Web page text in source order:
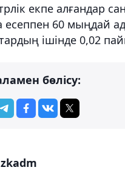
екпе алғандар
есеппен 60 мыңдай
ішінде 0,02
бөлісу:
zkadm